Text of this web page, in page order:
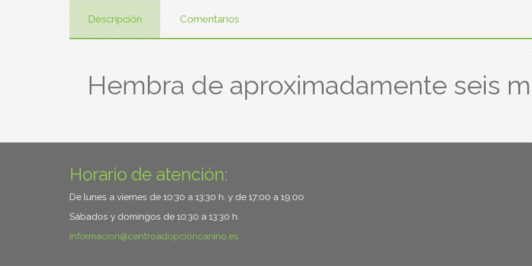
Descripción Comentarios
Hembra de aproximadamente seis
Horario de atención:
De lunes a viernes de 10:30 a 13:30 h. y de 17:00 a 19:00
Sábados y domingos de 10:30 a 13:30 h.
informacion
centroadopcioncanino.es